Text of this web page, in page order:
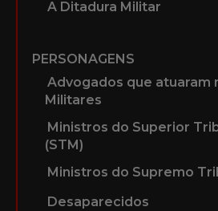
A Ditadura Militar
PERSONAGENS
Advogados que atuaram
Militares
Ministros do Superior
(STM)
Ministros do Supremo
Desaparecidos